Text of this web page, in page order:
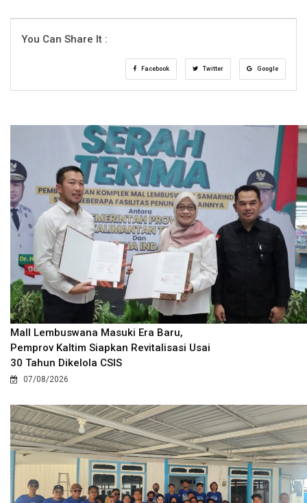
You Can Share It :
Facebook Twitter Google
Mall Lembuswana Masuki Era Baru,
Pemprov Kaltim Siapkan Revitalisasi Usai
30 Tahun Dikelola CSIS
07/08/2026